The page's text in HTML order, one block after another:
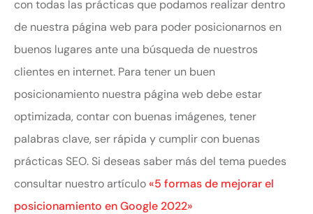
con todas las prácticas que podamos realizar dentro
de nuestra página web para poder posicionarnos en
buenos lugares ante una búsqueda de nuestros
clientes en internet. Para tener un buen
posicionamiento nuestra página web debe estar
optimizada, contar con buenas imágenes, tener
palabras clave, ser rápida y cumplir con buenas
prácticas SEO. Si deseas saber más del tema puedes
consultar nuestro artículo«5 formas de mejorar el
posicionamiento en Google 2022»